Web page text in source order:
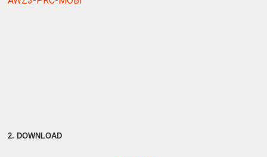
2. DOWNLOAD